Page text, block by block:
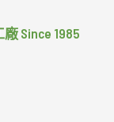
Since 1985